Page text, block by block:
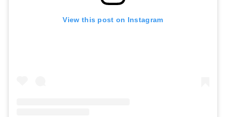
View this post on Instagram